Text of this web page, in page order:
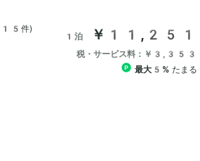
件)
1泊 ￥11,251
税・サービス料：￥3,353
最大5% たまる